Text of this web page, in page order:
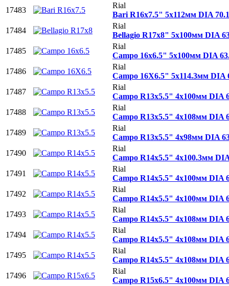
17483
Rial
Bari R16x7.5" 5x112мм DIA
17484
Rial
Bellagio R17x8" 5x100мм DIA
17485
Rial
Campo 16x6.5" 5x100мм DIA
17486
Rial
Campo 16X6.5" 5x114.3мм
17487
Rial
Campo R13x5.5" 4x100мм DIA
17488
Rial
Campo R13x5.5" 4x108мм DIA
17489
Rial
Campo R13x5.5" 4х98мм DIA
17490
Rial
Campo R14x5.5" 4x100.3мм
17491
Rial
Campo R14x5.5" 4x100мм DIA
17492
Rial
Campo R14x5.5" 4x100мм DIA
17493
Rial
Campo R14x5.5" 4x108мм DIA
17494
Rial
Campo R14x5.5" 4x108мм DIA
17495
Rial
Campo R14x5.5" 4x108мм DIA
17496
Rial
Campo R15x6.5" 4x100мм DIA